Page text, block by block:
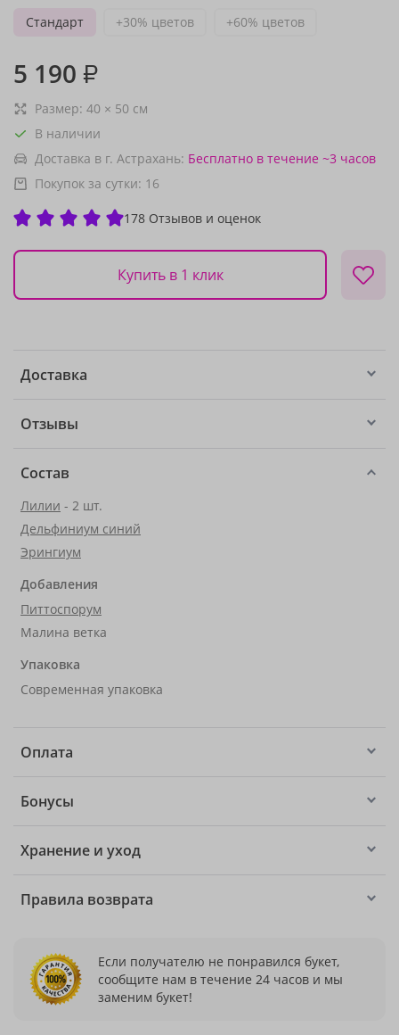
Стандарт
+30% цветов +60% цветов
5 190 ₽
Размер: 40 × 50 см
В наличии
Доставка в г. Астрахань: Бесплатно в течение ~3 часов
Покупок за сутки: 16
178 Отзывов и оценок
Купить в 1 клик
Доставка
Отзывы
Состав
Лилии - 2 шт.
Дельфиниум синий
Эрингиум
Добавления
Питтоспорум
Малина ветка
Упаковка
Современная упаковка
Оплата
Бонусы
Хранение и уход
Правила возврата
Если получателю не понравился букет,
сообщите нам в течение 24 часов и мы
заменим букет!